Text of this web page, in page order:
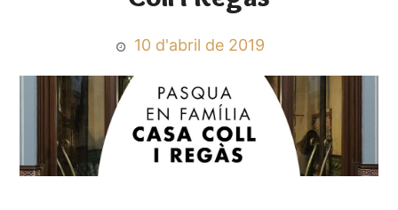
10 d'abril de 2019